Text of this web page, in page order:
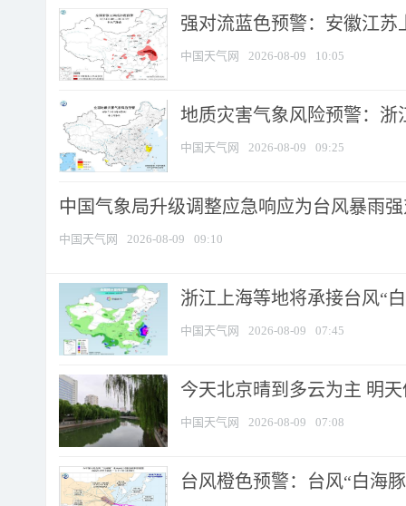
强对流蓝色预警：安徽江苏
中国天气网 2026-08-09 10:05
地质灾害气象风险预警：浙
中国天气网 2026-08-09 09:25
中国气象局升级调整应急响应为台风暴雨
中国天气网 2026-08-09 09:10
浙江上海等地将承接台风“
中国天气网 2026-08-09 07:45
今天北京晴到多云为主 明
中国天气网 2026-08-09 07:08
台风橙色预警：台风“白海